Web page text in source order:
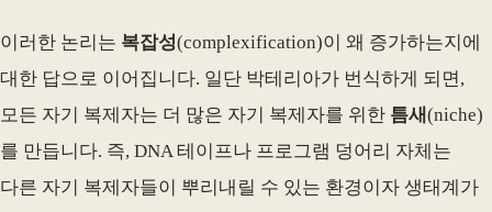
이러한 논리는 복잡성(complexification)이 왜 증가하는지에
대한 답으로 이어집니다. 일단 박테리아가 번식하게 되면,
모든 자기 복제자는 더 많은 자기 복제자를 위한 틈새(niche)
를 만듭니다. 즉, DNA 테이프나 프로그램 덩어리 자체는
다른 자기 복제자들이 뿌리내릴 수 있는 환경이자 생태계가